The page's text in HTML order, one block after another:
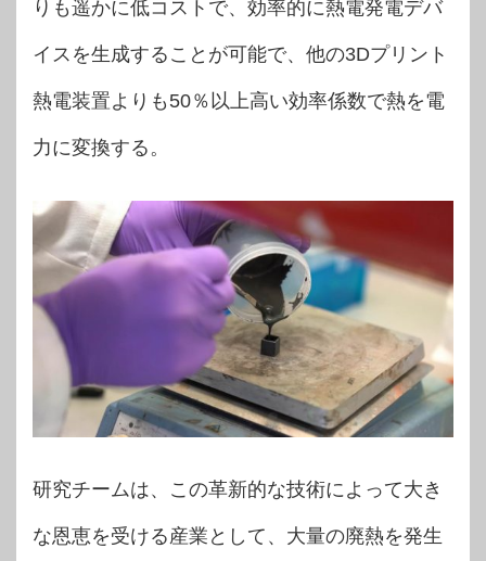
りも遥かに低コストで、効率的に熱電発電デバ
イスを生成することが可能で、他の3Dプリント
熱電装置よりも50％以上高い効率係数で熱を電
力に変換する。
研究チームは、この革新的な技術によって大き
な恩恵を受ける産業として、大量の廃熱を発生